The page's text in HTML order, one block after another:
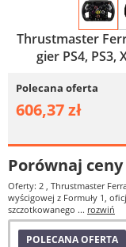
Thrustmaster
gier PS4, PS3,
Polecana oferta
606,37 zł
Porównaj ceny
Oferty: 2 , Thrustmaster
wyścigowej z Formuły 1,
szczotkowanego ... rozwiń
POLECANA OFERTA